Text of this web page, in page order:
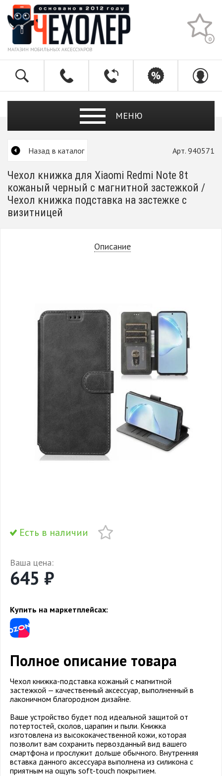
МАГАЗИН МОБИЛЬНЫХ АКСЕССУАРОВ
0
МЕНЮ
Назад в каталог Арт. 940571
Чехол книжка для Xiaomi Redmi Note 8t
кожаный черный с магнитной застежкой /
Чехол книжка подставка на застежке с
визитницей
Описание
Есть в наличии
Ваша цена:
645 ₽
Купить на маркетплейсах:
Полное описание товара
Чехол книжка-подставка кожаный с магнитной
застежкой — качественный аксессуар, выполненный в
лаконичном благородном дизайне.
Ваше устройство будет под идеальной защитой от
потертостей, сколов, царапин и пыли. Книжка
изготовлена из высококачественной кожи, которая
позволит вам сохранить первозданный вид вашего
смартфона и прослужит дольше обычного. Внутренняя
вставка данного аксессуара выполнена из силикона с
приятным на ощупь soft-touch покрытием.